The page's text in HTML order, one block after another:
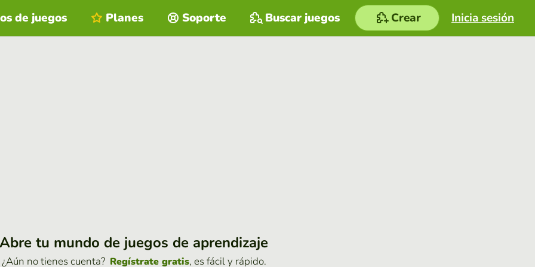
Inicia sesión
de juegos Planes Soporte Buscar juegos Crear
Abre tu mundo de juegos de aprendizaje
¿Aún no tienes cuenta? Regístrate gratis, es fácil y rápido.